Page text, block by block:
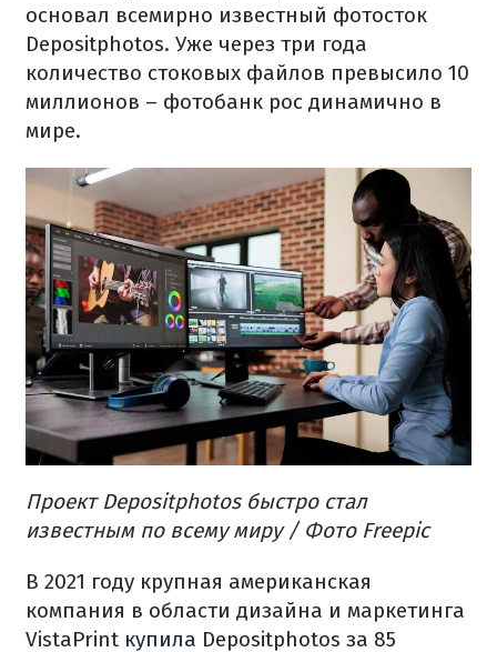
основал всемирно известный фотосток
Depositphotos. Уже через три года
количество стоковых файлов превысило 10
миллионов – фотобанк рос динамично в
мире.
Проект Depositphotos быстро стал
известным по всему миру / Фото Freepic
В 2021 году крупная американская
компания в области дизайна и маркетинга
VistaPrint купила Depositphotos за 85